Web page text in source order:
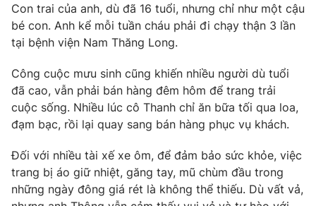
VTV Sức khoẻ Bất động sản
Thị trường 24h Tấm lòng Việt
VTV4 Vươn mình bằng AI
VTV9 VTV8
Liên hệ tòa soạn English
Con trai của anh, dù đã 16 tuổi, nhưng chỉ như một cậu
bé con. Anh kể mỗi tuần cháu phải đi chạy thận 3 lần
tại bệnh viện Nam Thăng Long.
Công cuộc mưu sinh cũng khiến nhiều người dù tuổi
đã cao, vẫn phải bán hàng đêm hôm để trang trải
cuộc sống. Nhiều lúc cô Thanh chỉ ăn bữa tối qua loa,
đạm bạc, rồi lại quay sang bán hàng phục vụ khách.
Đối với nhiều tài xế xe ôm, để đảm bảo sức khỏe, việc
trang bị áo giữ nhiệt, găng tay, mũ chùm đầu trong
những ngày đông giá rét là không thể thiếu. Dù vất vả,